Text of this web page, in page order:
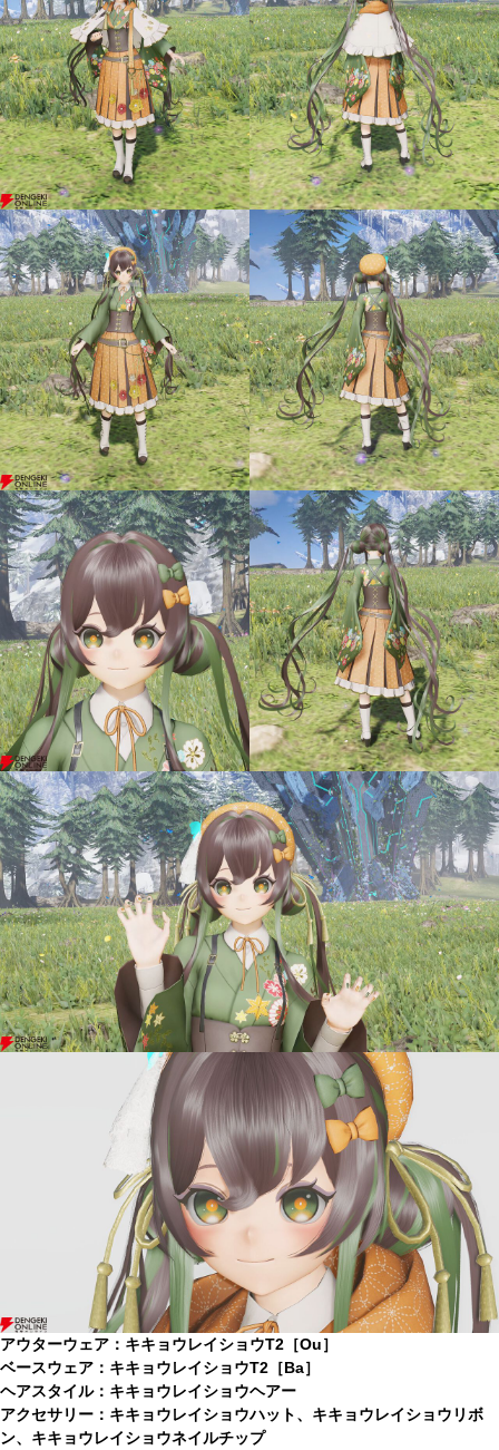
アウターウェア：キキョウレイショウT2［Ou］
ベースウェア：キキョウレイショウT2［Ba］
ヘアスタイル：キキョウレイショウヘアー
アクセサリー：キキョウレイショウハット、キキョウレイショウリボ
ン、キキョウレイショウネイルチップ